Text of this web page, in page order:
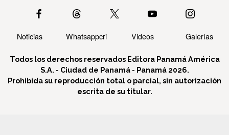
Noticias Whatsappcri Videos Galerías
Todos los derechos reservados Editora Panamá América
S.A. - Ciudad de Panamá - Panamá 2026.
Prohibida su reproducción total o parcial, sin autorización
escrita de su titular.